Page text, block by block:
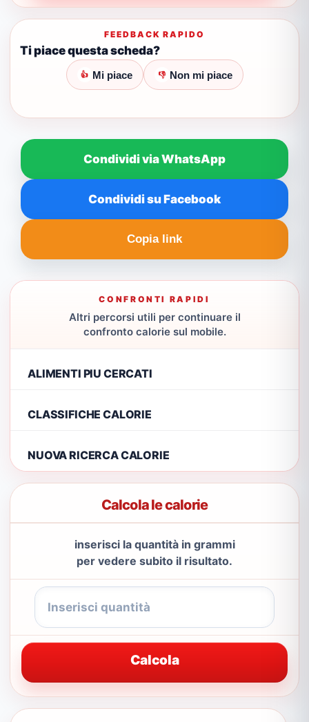
FEEDBACK RAPIDO
Ti piace questa scheda?
👍 Mi piace 👎 Non mi piace
Condividi via WhatsApp
Condividi su Facebook
Copia link
CONFRONTI RAPIDI
Altri percorsi utili per continuare il
confronto calorie sul mobile.
ALIMENTI PIU CERCATI
CLASSIFICHE CALORIE
NUOVA RICERCA CALORIE
Calcola le calorie
inserisci la quantità in grammi
per vedere subito il risultato.
Calcola